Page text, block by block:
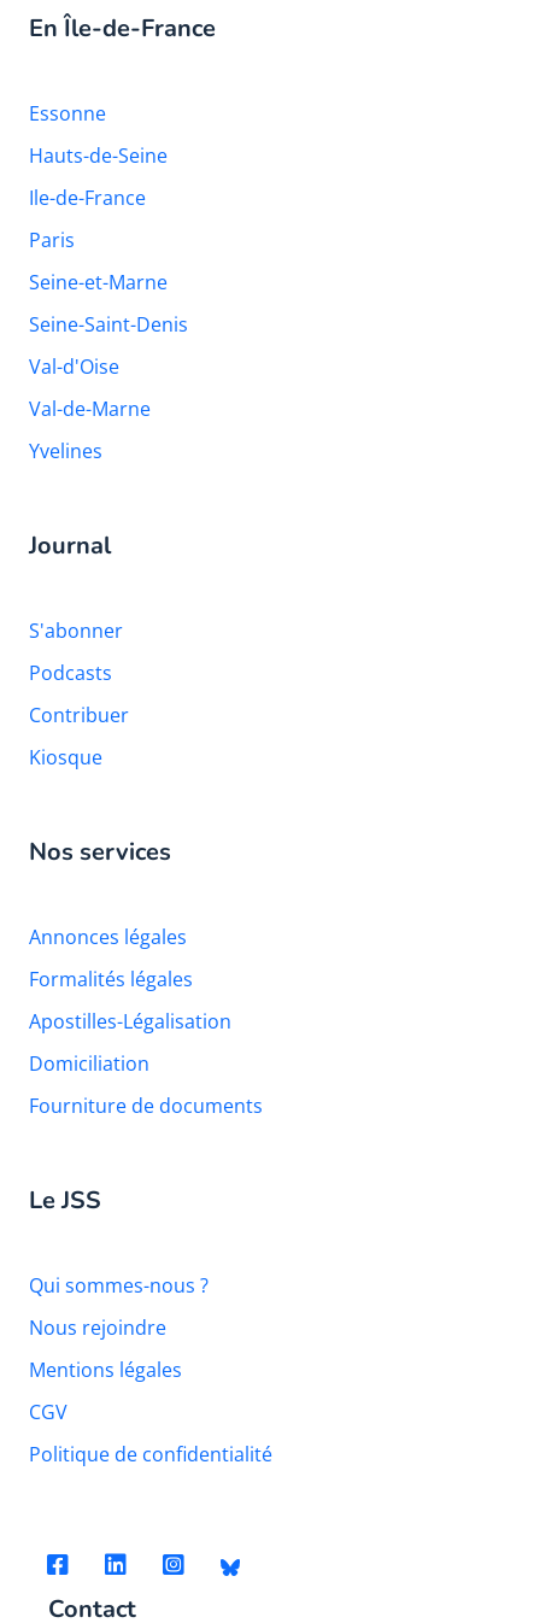
En Île-de-France
Essonne
Hauts-de-Seine
Ile-de-France
Paris
Seine-et-Marne
Seine-Saint-Denis
Val-d'Oise
Val-de-Marne
Yvelines
Journal
S'abonner
Podcasts
Contribuer
Kiosque
Nos services
Annonces légales
Formalités légales
Apostilles-Légalisation
Domiciliation
Fourniture de documents
Le JSS
Qui sommes-nous ?
Nous rejoindre
Mentions légales
CGV
Politique de confidentialité
Contact